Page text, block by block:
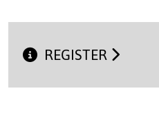
REGISTER